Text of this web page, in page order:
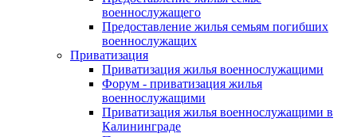
военнослужащего
Предоставление жилья семьям погибших
военнослужащих
Приватизация
Приватизация жилья военнослужащими
Форум - приватизация жилья
военнослужащими
Приватизация жилья военнослужащими в
Калининграде